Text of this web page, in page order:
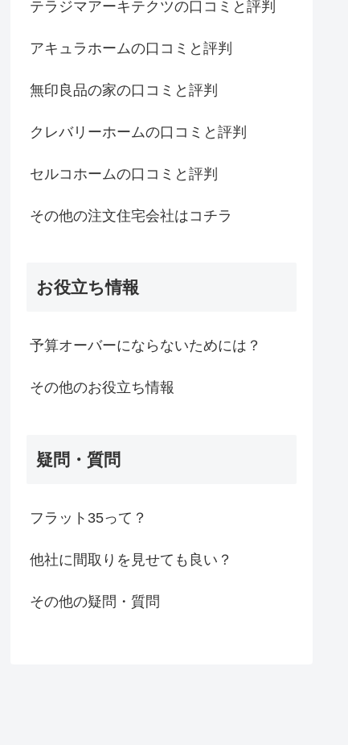
テラジマアーキテクツの口コミと評判
アキュラホームの口コミと評判
無印良品の家の口コミと評判
クレバリーホームの口コミと評判
セルコホームの口コミと評判
その他の注文住宅会社はコチラ
お役立ち情報
予算オーバーにならないためには？
その他のお役立ち情報
疑問・質問
フラット35って？
他社に間取りを見せても良い？
その他の疑問・質問